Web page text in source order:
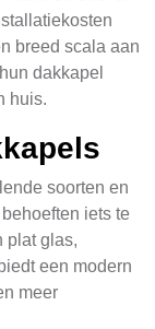
breed scala aan
dakkapel
huis.
soorten en
iets te
plat glas,
een modern
meer